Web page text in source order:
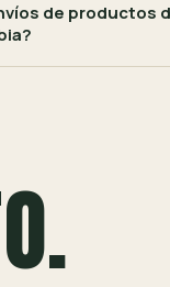
de productos